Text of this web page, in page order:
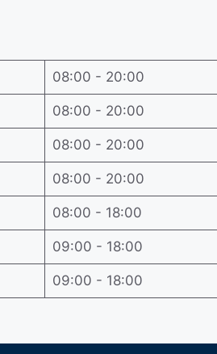
08:00 - 20:00
08:00 - 20:00
08:00 - 20:00
08:00 - 20:00
08:00 - 18:00
09:00 - 18:00
09:00 - 18:00